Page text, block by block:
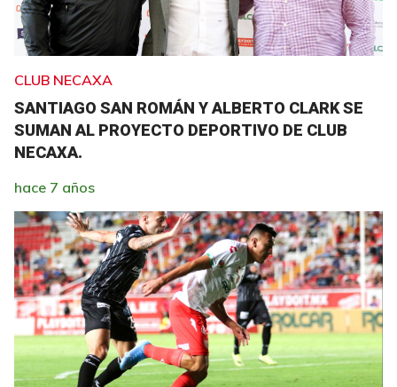
CLUB NECAXA
SANTIAGO SAN ROMÁN Y ALBERTO CLARK SE
SUMAN AL PROYECTO DEPORTIVO DE CLUB
NECAXA.
hace 7 años